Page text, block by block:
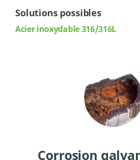
Solutions possibles
Acier inoxydable 316/316L
Corrosion